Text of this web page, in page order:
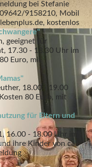
bei Stefanie
9158210, Mobil
kostenlos
geeignet für
17.30 - 18.30 Uhr im
Euro, mit
18.00 - 19.00
80 Euro, mit
für Eltern und
16.00 - 18.00 Uhr im
ihre Kinder von ca.